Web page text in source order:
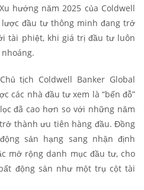
hướng năm 2025 của Coldwell
lược đầu tư thông minh đang trở
tài phiệt, khi giá trị đầu tư luôn
tịch Coldwell Banker Global
các nhà đầu tư xem là “bến đỗ”
đã cao hơn so với những năm
thành ưu tiên hàng đầu. Đồng
sản hạng sang nhận định
mở rộng danh mục đầu tư, cho
động sản như một trụ cột tài